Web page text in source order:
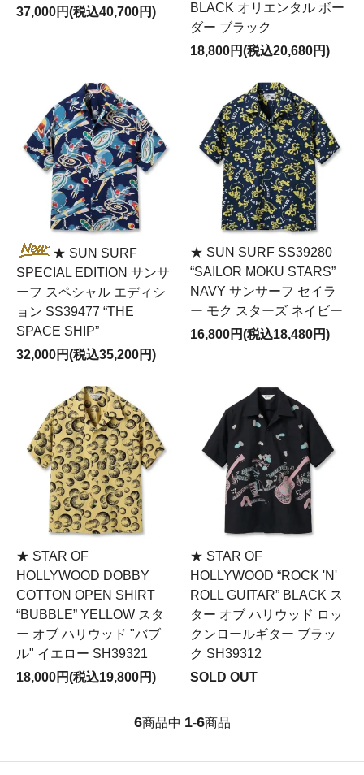
37,000円(税込40,700円)
BLACK オリエンタル ボー
ダー ブラック
18,800円(税込20,680円)
★ SUN SURF
SPECIAL EDITION サンサ
ーフ スペシャル エディシ
ョン SS39477 “THE
SPACE SHIP”
32,000円(税込35,200円)
★ SUN SURF SS39280
“SAILOR MOKU STARS”
NAVY サンサーフ セイラ
ー モク スターズ ネイビー
16,800円(税込18,480円)
★ STAR OF
HOLLYWOOD DOBBY
COTTON OPEN SHIRT
“BUBBLE” YELLOW スタ
ー オブ ハリウッド "バブ
ル" イエロー SH39321
18,000円(税込19,800円)
★ STAR OF
HOLLYWOOD “ROCK 'N'
ROLL GUITAR” BLACK ス
ター オブ ハリウッド ロッ
クンロールギター ブラッ
ク SH39312
SOLD OUT
6商品中 1-6商品